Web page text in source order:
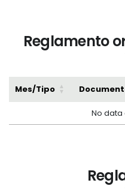
Reglamento
Mes/Tipo
No data